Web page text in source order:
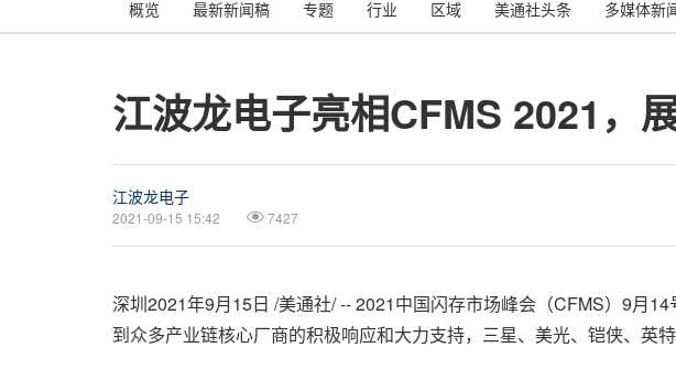
概览 最新新闻稿 专题 行业 区域 美通社头条 多媒体新
江波龙电子亮相CFMS 2021，
江波龙电子
2021-09-15 15:42 7427
深圳2021年9月15日 /美通社/ -- 2021中国闪存市场峰会（CFMS）9月
到众多产业链核心厂商的积极响应和大力支持，三星、美光、铠侠、英